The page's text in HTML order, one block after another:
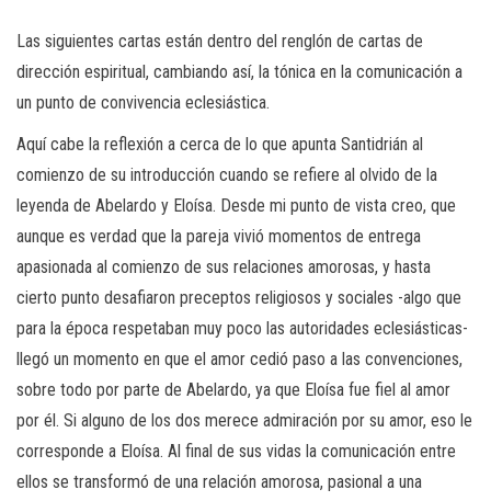
Las siguientes cartas están dentro del renglón de cartas de
dirección espiritual, cambiando así, la tónica en la comunicación a
un punto de convivencia eclesiástica.
Aquí cabe la reflexión a cerca de lo que apunta Santidrián al
comienzo de su introducción cuando se refiere al olvido de la
leyenda de Abelardo y Eloísa. Desde mi punto de vista creo, que
aunque es verdad que la pareja vivió momentos de entrega
apasionada al comienzo de sus relaciones amorosas, y hasta
cierto punto desafiaron preceptos religiosos y sociales -algo que
para la época respetaban muy poco las autoridades eclesiásticas-
llegó un momento en que el amor cedió paso a las convenciones,
sobre todo por parte de Abelardo, ya que Eloísa fue fiel al amor
por él. Si alguno de los dos merece admiración por su amor, eso le
corresponde a Eloísa. Al final de sus vidas la comunicación entre
ellos se transformó de una relación amorosa, pasional a una